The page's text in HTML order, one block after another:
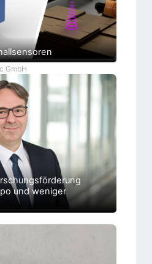
GmbH
und weniger